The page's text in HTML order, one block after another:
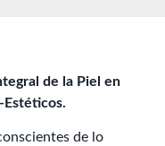
de la Piel en
de lo